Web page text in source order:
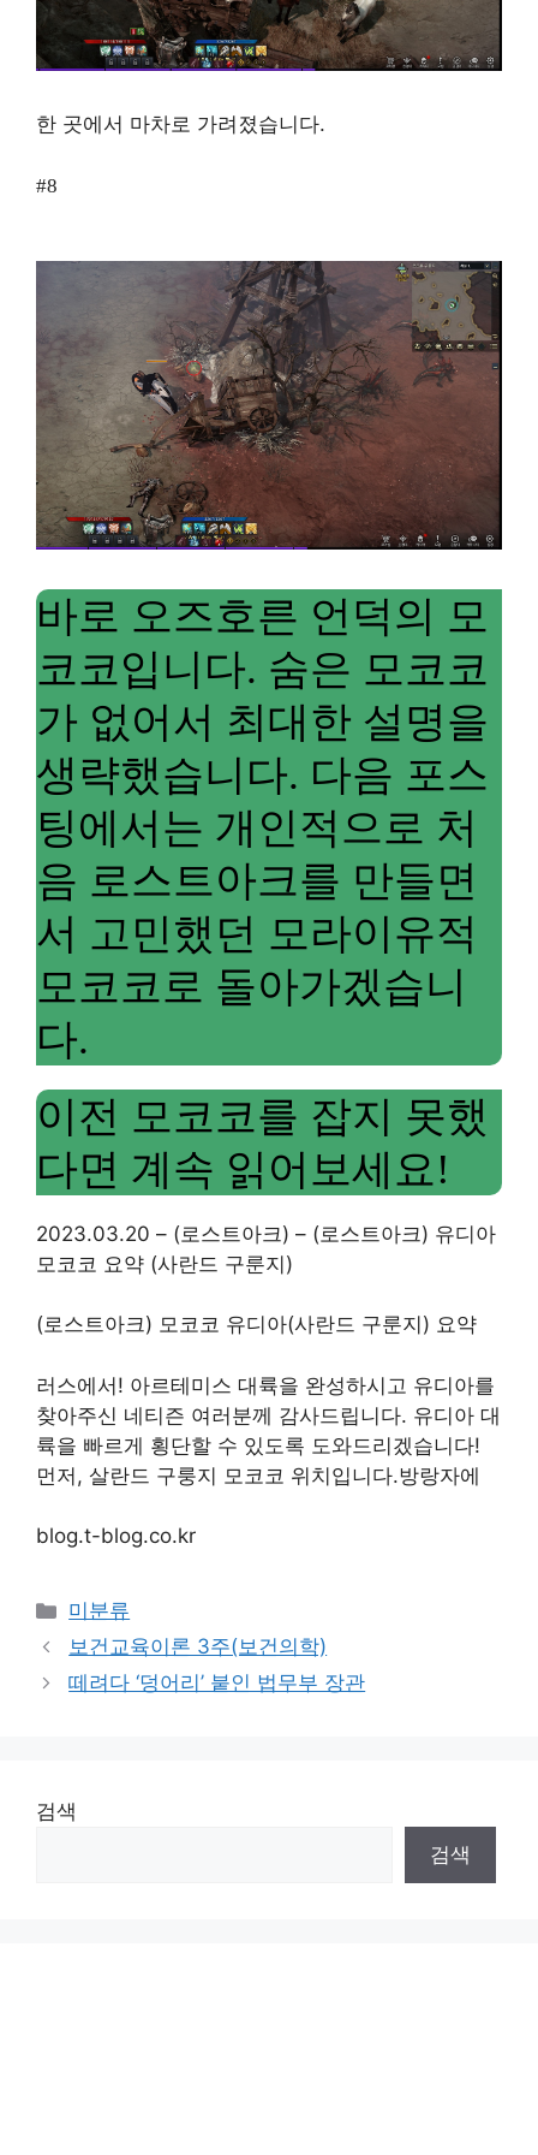
한 곳에서 마차로 가려졌습니다.
#8
바로 오즈호른 언덕의 모
코코입니다. 숨은 모코코
가 없어서 최대한 설명을
생략했습니다. 다음 포스
팅에서는 개인적으로 처
음 로스트아크를 만들면
서 고민했던 모라이유적
모코코로 돌아가겠습니
다.
이전 모코코를 잡지 못했
다면 계속 읽어보세요!
2023.03.20 – (로스트아크) – (로스트아크) 유디아
모코코 요약 (사란드 구룬지)
(로스트아크) 모코코 유디아(사란드 구룬지) 요약
러스에서! 아르테미스 대륙을 완성하시고 유디아를
찾아주신 네티즌 여러분께 감사드립니다. 유디아 대
륙을 빠르게 횡단할 수 있도록 도와드리겠습니다!
먼저, 살란드 구룽지 모코코 위치입니다.방랑자에
blog.t-blog.co.kr
Categories
미분류
보건교육이론 3주(보건의학)
떼려다 ‘덩어리’ 붙인 법무부 장관
검색
검색